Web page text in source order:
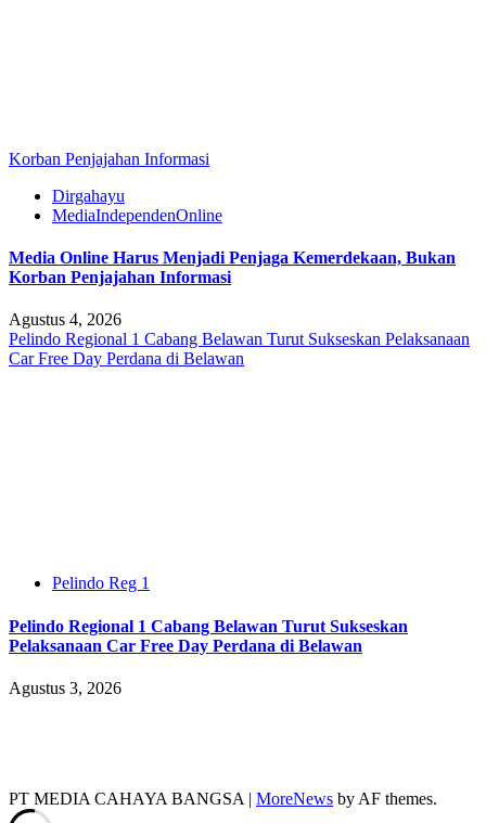
Korban Penjajahan Informasi
Dirgahayu
MediaIndependenOnline
Media Online Harus Menjadi Penjaga Kemerdekaan, Bukan
Korban Penjajahan Informasi
Agustus 4, 2026
Pelindo Regional 1 Cabang Belawan Turut Sukseskan Pelaksanaan
Car Free Day Perdana di Belawan
Pelindo Reg 1
Pelindo Regional 1 Cabang Belawan Turut Sukseskan
Pelaksanaan Car Free Day Perdana di Belawan
Agustus 3, 2026
PT MEDIA CAHAYA BANGSA | MoreNews by AF themes.